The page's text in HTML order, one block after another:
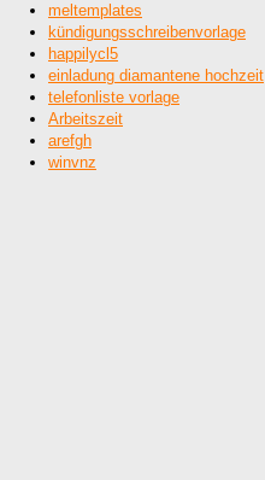
meltemplates
kündigungsschreibenvorlage
happilycl5
einladung diamantene hochzeit
telefonliste vorlage
Arbeitszeit
arefgh
winvnz